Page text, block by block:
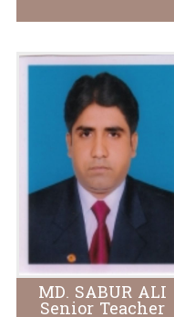
MD. SABUR ALI
Senior Teacher